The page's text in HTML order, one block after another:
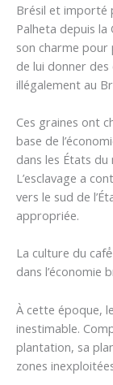
Brésil et importé
Palheta depuis la
son charme pour
de lui donner
illégalement au
Ces graines ont
base de
dans les États
L’esclavage a
vers le sud de
appropriée.
La culture du
dans l’économie
À cette époque,
inestimable.
plantation, sa
zones